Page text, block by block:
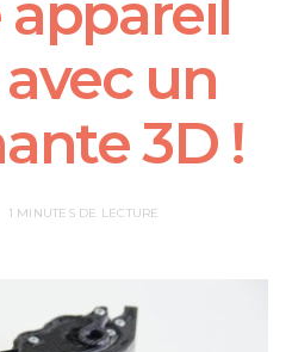
un
3D !
1 MINUTES DE LECTURE